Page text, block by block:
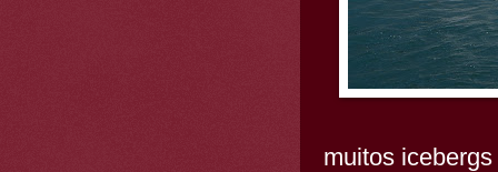
muitos